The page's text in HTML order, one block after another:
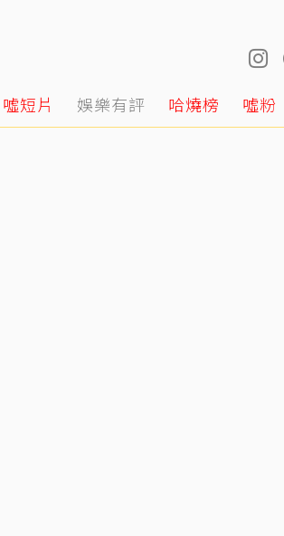
噓短片 娛樂有評 哈燒榜 噓粉